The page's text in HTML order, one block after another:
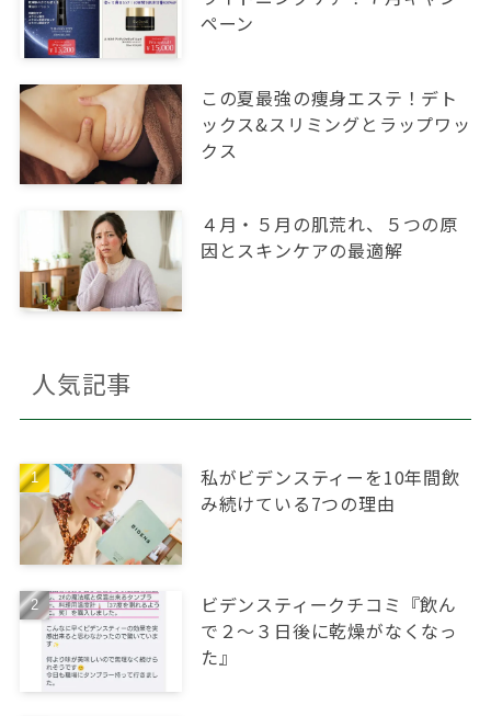
ペーン
この夏最強の痩身エステ！デト
ックス&スリミングとラップワッ
クス
４月・５月の肌荒れ、５つの原
因とスキンケアの最適解
人気記事
私がビデンスティーを10年間飲
み続けている7つの理由
ビデンスティークチコミ『飲ん
で２～３日後に乾燥がなくなっ
た』